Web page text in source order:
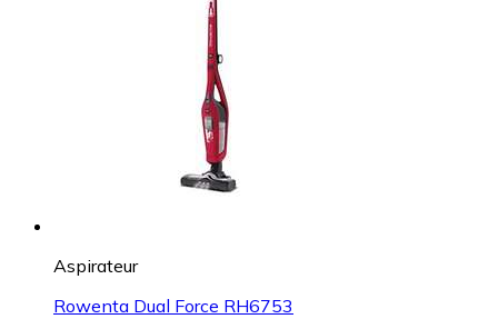
Aspirateur
Rowenta Dual Force RH6753